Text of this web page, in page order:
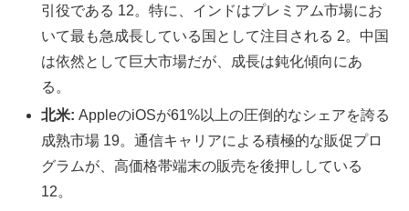
引役である 12。特に、インドはプレミアム市場にお
いて最も急成長している国として注目される 2。中国
は依然として巨大市場だが、成長は鈍化傾向にあ
る。
北米: AppleのiOSが61%以上の圧倒的なシェアを誇る
成熟市場 19。通信キャリアによる積極的な販促プロ
グラムが、高価格帯端末の販売を後押ししている
12。